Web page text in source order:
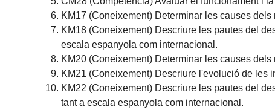
KM17 (Coneixement) Determinar les causes
KM18 (Coneixement) Descriure les pautes del
escala espanyola com internacional.
KM20 (Coneixement) Determinar les causes
KM21 (Coneixement) Descriure l'evolució de les
KM22 (Coneixement) Descriure les pautes del
tant a escala espanyola com internacional.